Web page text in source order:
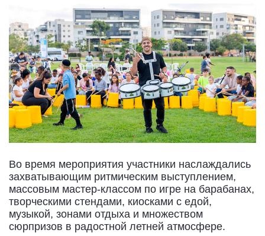
Во время мероприятия участники наслаждались
захватывающим ритмическим выступлением,
массовым мастер-классом по игре на барабанах,
творческими стендами, киосками с едой,
музыкой, зонами отдыха и множеством
сюрпризов в радостной летней атмосфере.